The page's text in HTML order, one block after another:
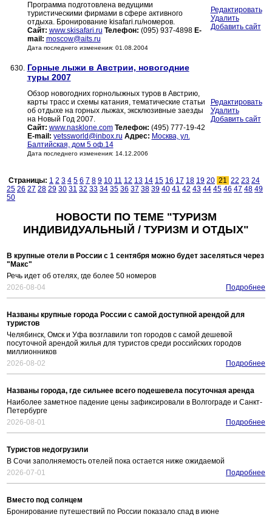
Программа подготовлена ведущими
туристическими фирмами в сфере активного
отдыха. Бронирование kisafari.ru/номеров.
Сайт: www.skisafari.ru Телефон: (095) 937-4898 E-
mail: moscow@aits.ru
Дата последнего изменения: 01.08.2004
Редактировать
Удалить
Добавить сайт
630. Горные лыжи в Австрии, новогодние
туры 2007
Обзор новогодних горнолыжных туров в Австрию,
карты трасс и схемы катания, тематические статьи
об отдыхе на горных лыжах, эксклюзивные заезды
на Новый Год 2007.
Сайт: www.nasklone.com Телефон: (495) 777-19-42
E-mail: yetssworld@inbox.ru Адрес: Москва, ул.
Балтийская, дом 5 оф.14
Дата последнего изменения: 14.12.2006
Редактировать
Удалить
Добавить сайт
Страницы: 1 2 3 4 5 6 7 8 9 10 11 12 13 14 15 16 17 18 19 20 21 22 23 24
25 26 27 28 29 30 31 32 33 34 35 36 37 38 39 40 41 42 43 44 45 46 47 48 49
50
НОВОСТИ ПО ТЕМЕ "ТУРИЗМ
ИНДИВИДУАЛЬНЫЙ / ТУРИЗМ И ОТДЫХ"
В крупные отели в России с 1 сентября можно будет заселяться через
"Макс"
Речь идет об отелях, где более 50 номеров
2026-08-04
Подробнее
Названы крупные города России с самой доступной арендой для
туристов
Челябинск, Омск и Уфа возглавили топ городов с самой дешевой
посуточной арендой жилья для туристов среди российских городов
миллионников
2026-08-02
Подробнее
Названы города, где сильнее всего подешевела посуточная аренда
Наиболее заметное падение цены зафиксировали в Волгограде и Санкт-
Петербурге
2026-08-01
Подробнее
Туристов недогрузили
В Сочи заполняемость отелей пока остается ниже ожидаемой
2026-07-01
Подробнее
Вместо под солнцем
Бронирование путешествий по России показало спад в июне